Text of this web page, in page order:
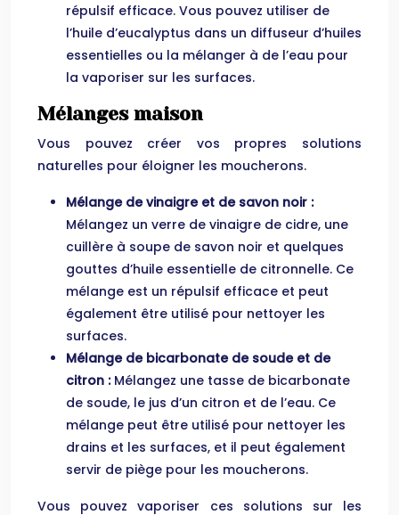
répulsif efficace. Vous pouvez utiliser de
l’huile d’eucalyptus dans un diffuseur d’huiles
essentielles ou la mélanger à de l’eau pour
la vaporiser sur les surfaces.
Mélanges maison
Vous pouvez créer vos propres solutions
naturelles pour éloigner les moucherons.
Mélange de vinaigre et de savon noir :
Mélangez un verre de vinaigre de cidre, une
cuillère à soupe de savon noir et quelques
gouttes d’huile essentielle de citronnelle. Ce
mélange est un répulsif efficace et peut
également être utilisé pour nettoyer les
surfaces.
Mélange de bicarbonate de soude et de
citron : Mélangez une tasse de bicarbonate
de soude, le jus d’un citron et de l’eau. Ce
mélange peut être utilisé pour nettoyer les
drains et les surfaces, et il peut également
servir de piège pour les moucherons.
Vous pouvez vaporiser ces solutions sur les